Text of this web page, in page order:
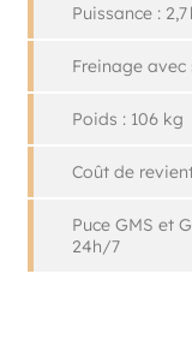
Puissance :
Freinage avec
Poids : 106 kg
Coût de
Puce GMS et
24h/7